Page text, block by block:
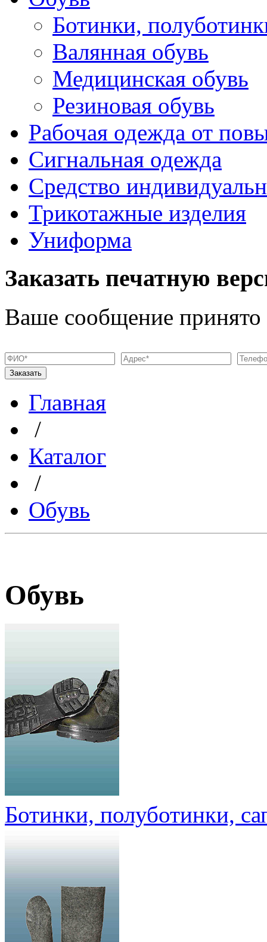
Ботинки,
Валянная обувь
Медицинская обувь
Резиновая обувь
Рабочая одежда от
Сигнальная одежда
Средство
Трикотажные изделия
Униформа
Заказать печатную
Ваше сообщение принято
Главная
/
Каталог
/
Обувь
Обувь
Ботинки, полуботинки,